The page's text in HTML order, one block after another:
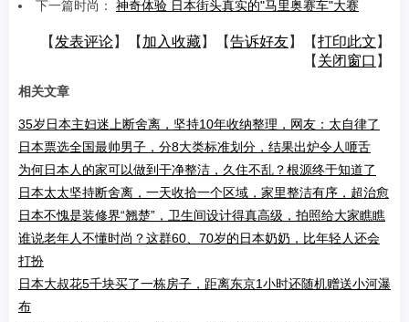
下一篇时尚： 神奇体验 日本街头真实的"马里奥赛车"大赛
【 发表评论】【 加入收藏】【告诉好友】【打印此文 】
【 关闭窗口 】
相关文章
35岁日本主妇迷上断舍离，坚持10年收纳整理，网友：太自律了
日本票选全国最帅男子，分8大类标准划分，结果出炉令人咂舌
为何日本人的家可以做到干净整洁，久住不乱？根源终于知道了
日本太太坚持断舍离，一天收拾一个区域，家里整洁有序，超治愈
日本不愧是装修界“翘楚”，卫生间设计得真高级，拍照给大家瞧瞧
谁说老年人不懂时尚？这群60、70岁的日本奶奶，比年轻人还会
打扮
日本大叔花5千块买了一栋房子，距离东京1小时还随机赠送小河瀑
布